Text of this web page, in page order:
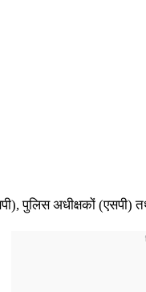
पुलिस अधीक्षकों (एसपी)